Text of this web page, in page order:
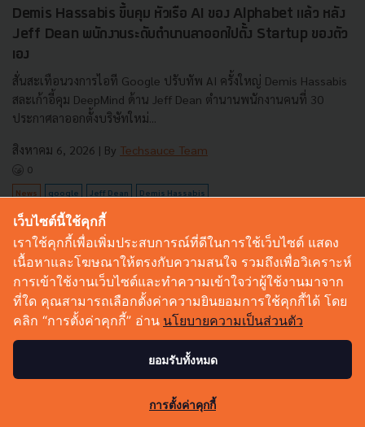
Demis Hassabis ขึ้นคุม หัวเรือ AI ของ Alphabet แล้ว หลัง
Jeff Dean พนักงานระดับตำนานลาออกไปตั้ง Startup ของตัว
เอง
สั่นสะเทือนวงการไอที Google ปรับทัพ AI ครั้งใหญ่ Demis Hassabis
สละเก้าอี้คุม DeepMind ด้าน Jeff Dean ตำนานพนักงานคนที่ 30
ประกาศลาออกตั้งบริษัทใหม่...
สิงหาคม 6, 2026 | By Techsauce Team
0
News google Jeff Dean Demis Hassabis
E-mail :contact@techsauce.co
Tel : 02-001-5375
เว็บไซต์นี้ใช้คุกกี้
เราใช้คุกกี้เพื่อเพิ่มประสบการณ์ที่ดีในการใช้เว็บไซต์ แสดง
เนื้อหาและโฆษณาให้ตรงกับความสนใจ รวมถึงเพื่อวิเคราะห์
การเข้าใช้งานเว็บไซต์และทำความเข้าใจว่าผู้ใช้งานมาจาก
ที่ใด คุณสามารถเลือกตั้งค่าความยินยอมการใช้คุกกี้ได้ โดย
คลิก “การตั้งค่าคุกกี้” อ่าน นโยบายความเป็นส่วนตัว
ยอมรับทั้งหมด
การตั้งค่าคุกกี้